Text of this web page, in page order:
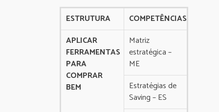
ESTRUTURA
COMPETÊNCIAS
APLICAR
FERRAMENTAS
PARA
COMPRAR
BEM
Matriz
estratégica –
ME
Estratégias de
Saving – ES